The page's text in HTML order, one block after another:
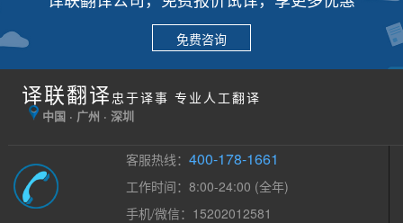
免费咨询
译联翻译 忠于译事 专业人工翻译
中国 · 广州 · 深圳
客服热线：400-178-1661
工作时间：8:00-24:00 (全年)
手机/微信：15202012581